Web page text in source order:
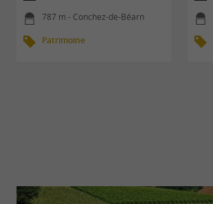
787 m - Conchez-de-Béarn
Patrimoine